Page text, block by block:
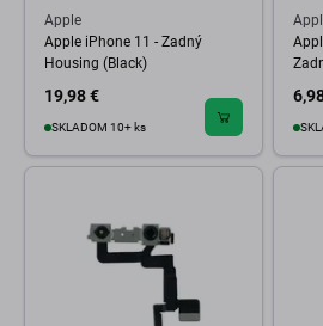
Apple
Apple iPhone 11 - Zadný
Housing (Black)
19,98 €
SKLADOM 10+ ks